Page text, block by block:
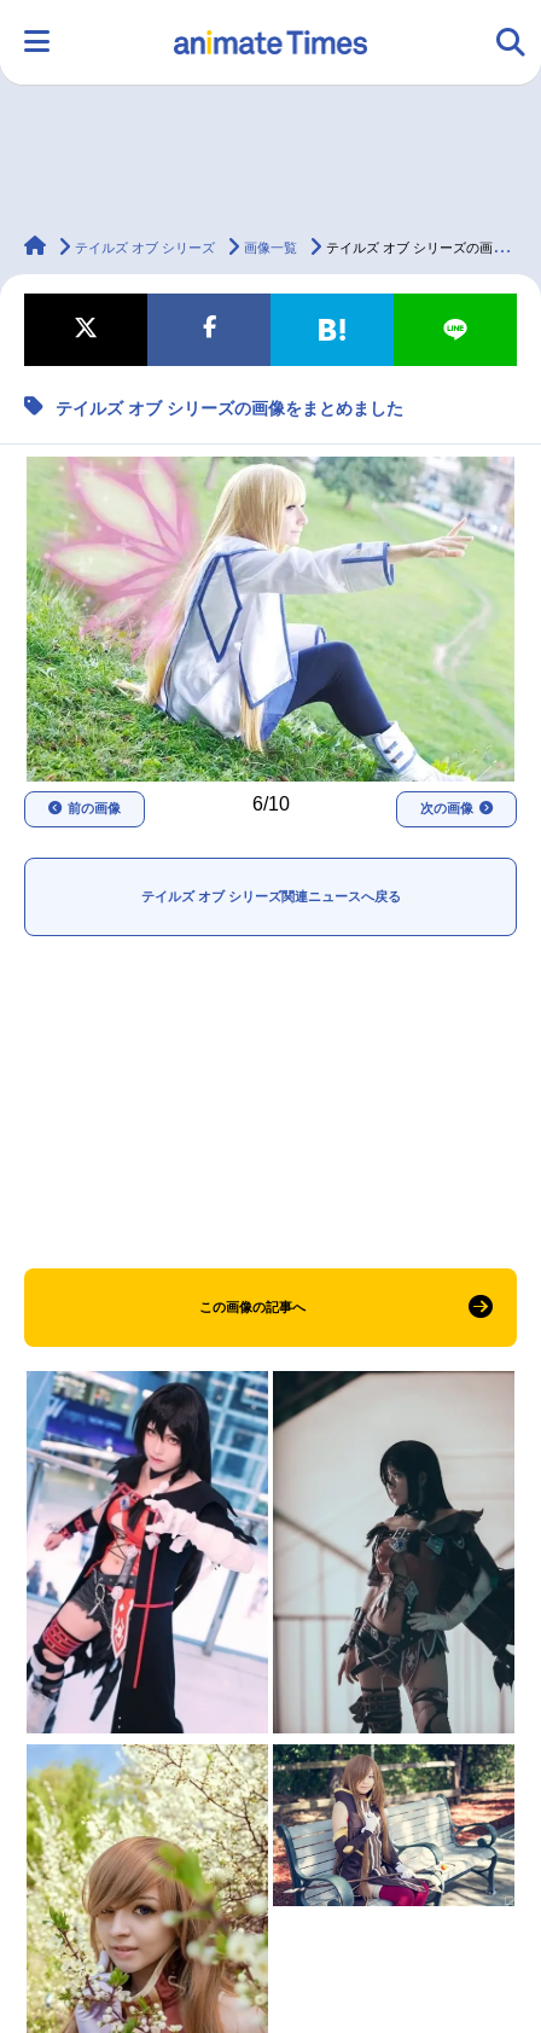
ラジオ みんなの声 グッズ 映画
マンガ・ラノベ ゲーム・アプリ 音楽 コスプレ
最新記事一覧
アニメ記事一覧
アニメ映画一覧 実写化映画一覧
今期アニメ曜日別一覧
春アニメ 夏アニメ
秋アニメ 冬アニメ
男性声優/女性声優一覧
animateTimes
テイルズ オブ シリーズ 画像一覧 テイルズ オブ シリーズの画像をまとめました
テイルズ オブ シリーズの画像をまとめました
6/10
前の画像 次の画像
テイルズ オブ シリーズ関連ニュースへ戻る
この画像の記事へ